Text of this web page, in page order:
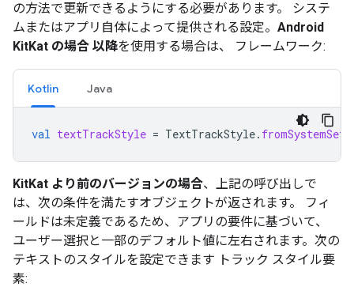
の方法で更新できるようにする必要があります。 システ
ムまたはアプリ自体によって提供される設定。 Android
KitKat の場合 以降を使用する場合は、 フレームワーク:
Kotlin Java
val textTrackStyle = TextTrackStyle.
KitKat より前のバージョンの場合、上記の呼び出しで
は、次の条件を満たすオブジェクトが返されます。 フィ
ールドは未定義であるため、アプリの要件に基づいて、
ユーザー選択と一部のデフォルト値に左右されます。次の
テキストのスタイルを設定できます トラック スタイル要
素: